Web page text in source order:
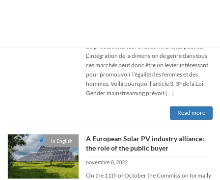
du produit intérieur brut aux marchés publics.
L’intégration de la dimension de genre dans tous
ces marchés peut donc être un levier intéressant
pour promouvoir l’égalité des femmes et des
hommes. Voilà pourquoi l’article 3, 3° de la Loi
Gender mainstreaming prévoit […]
Read more
In English
A European Solar PV industry alliance:
the role of the public buyer
novembre 8, 2022
On the 11th of October the Commission formally